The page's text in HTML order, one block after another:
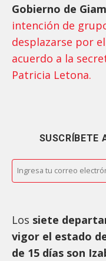
Gobierno de
intención de
desplazarse por
acuerdo a la
Patricia Letona.
SUSCRÍBETE
Los siete
vigor el estado
de 15 días son